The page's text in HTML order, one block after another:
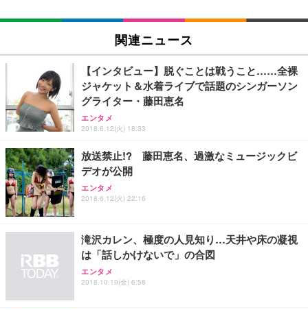
関連ニュース
【インタビュー】脱ぐことは戦うこと……全裸
ジャケット＆水着ライブで話題のシンガーソン
グライター・藤田恵名
エンタメ
2018.6.12(火) 18:33
放送禁止!? 藤田恵名、過激なミュージックビ
デオが公開
エンタメ
2018.6.12(火) 22:16
滝沢カレン、極度の人見知り…天井や床の凝視
は「話しかけないで」の合図
エンタメ
2018.10.19(金) 6:58